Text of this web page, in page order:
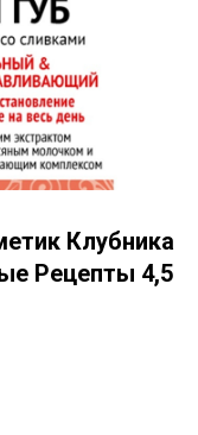
Клубника
Рецепты 4,5